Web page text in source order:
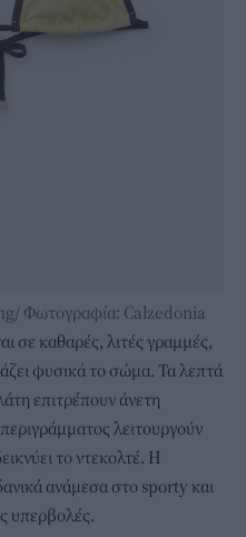
Φωτογραφία: Calzedonia
σε καθαρές, λιτές γραμμές,
φυσικά το σώμα. Τα λεπτά
επιτρέπουν άνετη
λειτουργούν
το ντεκολτέ. Η
ανάμεσα στο sporty και
υπερβολές.